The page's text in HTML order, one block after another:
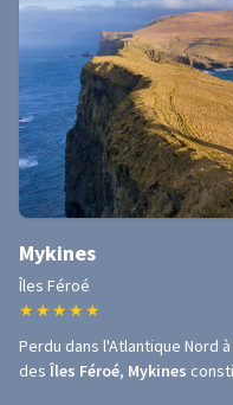
Mykines
Îles Féroé
★ ★ ★ ★ ★
Perdu dans l'Atlantique Nord à
des Îles Féroé, Mykines